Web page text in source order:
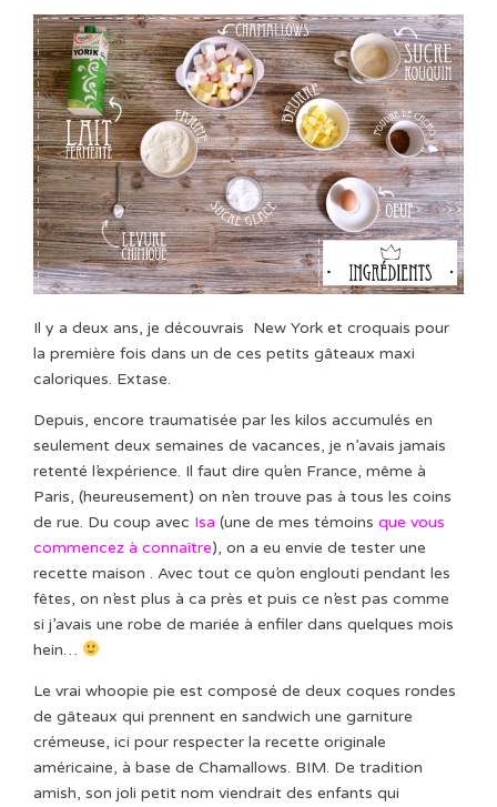
Il y a deux ans, je découvrais New York et croquais pour
la première fois dans un de ces petits gâteaux maxi
caloriques. Extase.
Depuis, encore traumatisée par les kilos accumulés en
seulement deux semaines de vacances, je n’avais jamais
retenté l’expérience. Il faut dire qu’en France, même à
Paris, (heureusement) on n’en trouve pas à tous les coins
de rue. Du coup avec Isa (une de mes témoins que vous
commencez à connaître), on a eu envie de tester une
recette maison . Avec tout ce qu’on englouti pendant les
fêtes, on n’est plus à ca près et puis ce n’est pas comme
si j’avais une robe de mariée à enfiler dans quelques mois
hein…
Le vrai whoopie pie est composé de deux coques rondes
de gâteaux qui prennent en sandwich une garniture
crémeuse, ici pour respecter la recette originale
américaine, à base de Chamallows. BIM. De tradition
amish, son joli petit nom viendrait des enfants qui